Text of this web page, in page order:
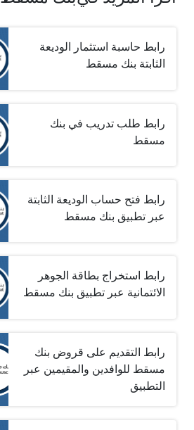
رابط حاسبة استثمار الوديعة
الثابتة بنك مسقط
رابط طلب تدريب في بنك
مسقط
رابط فتح حساب الوديعة الثابتة
عبر تطبيق بنك مسقط
رابط استخراج بطاقة الجوهر
الائتمانية عبر تطبيق بنك مسقط
رابط التقديم على قروض بنك
مسقط للوافدين والمقيمين عبر
التطبيق